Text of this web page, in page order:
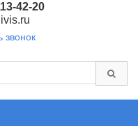
42-20
звонок